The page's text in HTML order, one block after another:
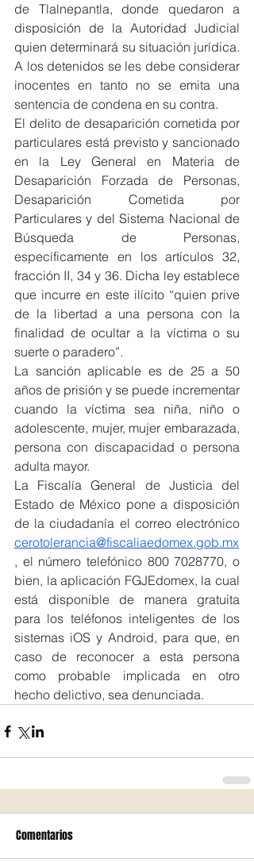
de Tlalnepantla, donde quedaron a
disposición de la Autoridad Judicial
quien determinará su situación jurídica.
A los detenidos se les debe considerar
inocentes en tanto no se emita una
sentencia de condena en su contra.
El delito de desaparición cometida por
particulares está previsto y sancionado
en la Ley General en Materia de
Desaparición Forzada de Personas,
Desaparición Cometida por
Particulares y del Sistema Nacional de
Búsqueda de Personas,
específicamente en los artículos 32,
fracción II, 34 y 36. Dicha ley establece
que incurre en este ilícito “quien prive
de la libertad a una persona con la
finalidad de ocultar a la víctima o su
suerte o paradero”.
La sanción aplicable es de 25 a 50
años de prisión y se puede incrementar
cuando la víctima sea niña, niño o
adolescente, mujer, mujer embarazada,
persona con discapacidad o persona
adulta mayor.
La Fiscalía General de Justicia del
Estado de México pone a disposición
cerotolerancia@fiscaliaedomex.gob.mx
, el número telefónico 800 7028770, o
bien, la aplicación FGJEdomex, la cual
está disponible de manera gratuita
para los teléfonos inteligentes de los
sistemas iOS y Android, para que, en
caso de reconocer a esta persona
como probable implicada en otro
hecho delictivo, sea denunciada.
Comentarios